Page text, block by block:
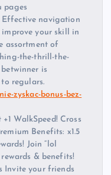
pages
Effective navigation
your skill in
assortment of
the-thrill-the-
is
regulars.
zyskac-bonus-bez-
WalkSpeed! Cross
Benefits: x1.5
Join “lol
& benefits!
Invite your friends